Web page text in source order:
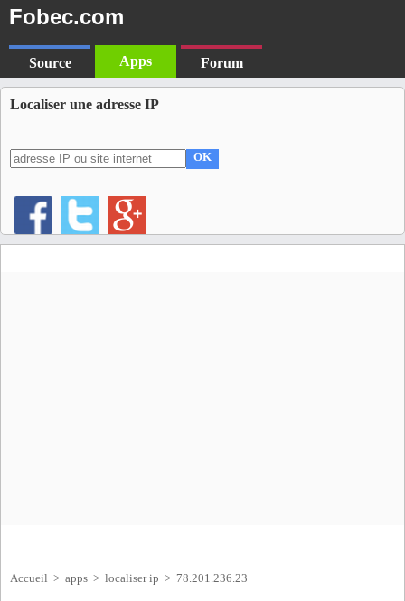
Fobec.com
Source Apps Forum
Localiser une adresse IP
OK
Accueil > apps > localiser ip > 78.201.236.23